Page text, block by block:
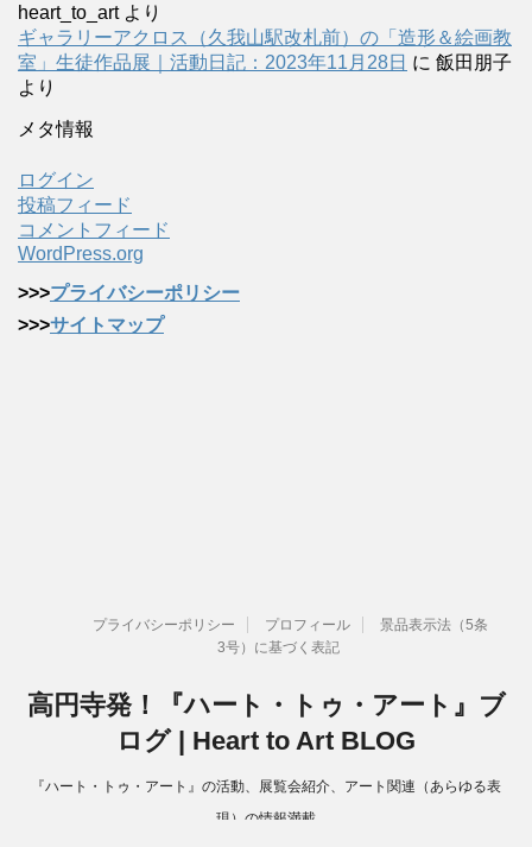
heart_to_artより
ギャラリーアクロス（久我山駅改札前）の「造形＆絵画教
室」生徒作品展｜活動日記：2023年11月28日 に 飯田朋子
より
メタ情報
ログイン
投稿フィード
コメントフィード
WordPress.org
>>>プライバシーポリシー
>>>サイトマップ
プライバシーポリシー プロフィール
景品表示法（5条
3号）に基づく表記
高円寺発！『ハート・トゥ・アート』ブ
ログ | Heart to Art BLOG
『ハート・トゥ・アート』の活動、展覧会紹介、アート関連（あらゆる表
現）の情報満載